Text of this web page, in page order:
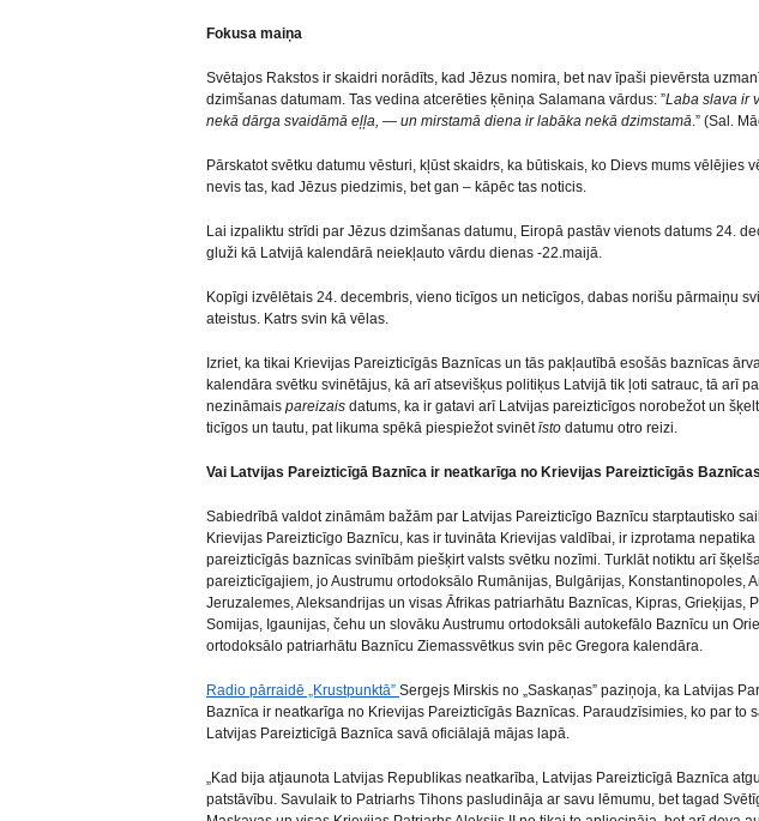
Fokusa maiņa
Svētajos Rakstos ir skaidri norādīts, kad Jēzus nomira, bet nav īpaši pievērsta
dzimšanas datumam. Tas vedina atcerēties ķēniņa Salamana vārdus: ”Laba slava ir
nekā dārga svaidāmā eļļa, — un mirstamā diena ir labāka nekā dzimstamā.” (Sal.
Pārskatot svētku datumu vēsturi, kļūst skaidrs, ka būtiskais, ko Dievs mums vēlējies
nevis tas, kad Jēzus piedzimis, bet gan – kāpēc tas noticis.
Lai izpaliktu strīdi par Jēzus dzimšanas datumu, Eiropā pastāv vienots datums 24.
gluži kā Latvijā kalendārā neiekļauto vārdu dienas -22.maijā.
Kopīgi izvēlētais 24. decembris, vieno ticīgos un neticīgos, dabas norišu pārmaiņu
ateistus. Katrs svin kā vēlas.
Izriet, ka tikai Krievijas Pareizticīgās Baznīcas un tās pakļautībā esošās baznīcas
kalendāra svētku svinētājus, kā arī atsevišķus politiķus Latvijā tik ļoti satrauc, tā arī
nezināmais pareizais datums, ka ir gatavi arī Latvijas pareizticīgos norobežot un
ticīgos un tautu, pat likuma spēkā piespiežot svinētīsto datumu otro reizi.
Vai Latvijas Pareizticīgā Baznīca ir neatkarīga no Krievijas Pareizticīgās
Sabiedrībā valdot zināmām bažām par Latvijas Pareizticīgo Baznīcu starptautisko
Krievijas Pareizticīgo Baznīcu, kas ir tuvināta Krievijas valdībai, ir izprotama nepatika
pareizticīgās baznīcas svinībām piešķirt valsts svētku nozīmi. Turklāt notiktu arī
pareizticīgajiem, jo Austrumu ortodoksālo Rumānijas, Bulgārijas, Konstantinopoles,
Jeruzalemes, Aleksandrijas un visas Āfrikas patriarhātu Baznīcas, Kipras, Grieķijas,
Somijas, Igaunijas, čehu un slovāku Austrumu ortodoksāli autokefālo Baznīcu un
ortodoksālo patriarhātu Baznīcu Ziemassvētkus svin pēc Gregora kalendāra.
Radio pārraidē „Krustpunktā” Sergejs Mirskis no „Saskaņas” paziņoja, ka Latvijas
Baznīca ir neatkarīga no Krievijas Pareizticīgās Baznīcas. Paraudzīsimies, ko par to
Latvijas Pareizticīgā Baznīca savā oficiālajā mājas lapā.
„Kad bija atjaunota Latvijas Republikas neatkarība, Latvijas Pareizticīgā Baznīca
patstāvību. Savulaik to Patriarhs Tihons pasludināja ar savu lēmumu, bet tagad